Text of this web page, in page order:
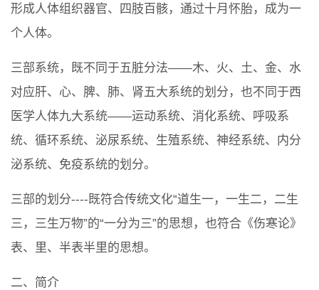
形成人体组织器官、四肢百骸，通过十月怀胎，成为一
个人体。
三部系统，既不同于五脏分法——木、火、土、金、水
对应肝、心、脾、肺、肾五大系统的划分，也不同于西
医学人体九大系统——运动系统、消化系统、呼吸系
统、循环系统、泌尿系统、生殖系统、神经系统、内分
泌系统、免疫系统的划分。
三部的划分----既符合传统文化“道生一，一生二，二生
三，三生万物”的“一分为三”的思想，也符合《伤寒论》
表、里、半表半里的思想。
二、简介